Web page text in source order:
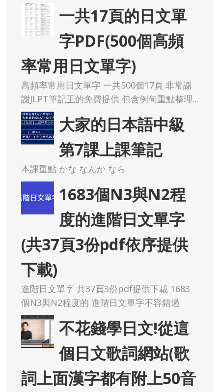
一共17頁的日文單
字PDF(500個高頻
率常用日文單字)
高頻率常用日文單字 一共500個17頁 非常謝
謝JLPT筆記王的免費提供 包含例句重點整理...
大家的日本語中級
第7課上課筆記
本課重點 かな なんか なら
1683個N3與N2程
度的進階日文單字
(共37頁3份pdf依序提供
下載)
進階日文單字 共37頁3份pdf提供下載 1683
個N3與N2程度的 進階日文單字不容錯過
不花錢學日文!從這
個日文歌詞網站(歌
詞上面漢字都有附上50音